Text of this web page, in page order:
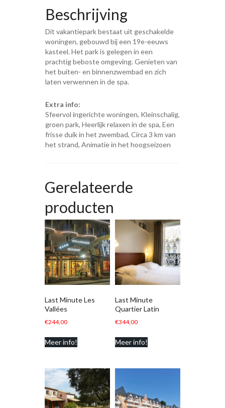
Beschrijving
Dit vakantiepark bestaat uit geschakelde
woningen, gebouwd bij een 19e-eeuws
kasteel. Het park is gelegen in een
prachtig beboste omgeving. Genieten van
het buiten- en binnenzwembad en zich
laten verwennen in de spa.
Extra info:
Sfeervol ingerichte woningen, Kleinschalig,
groen park, Heerlijk relaxen in de spa, Een
frisse duik in het zwembad, Circa 3 km van
het strand, Animatie in het hoogseizoen
Gerelateerde
producten
Last Minute Les
Vallées
€244,00
Meer info!
Last Minute
Quartier Latin
€344,00
Meer info!